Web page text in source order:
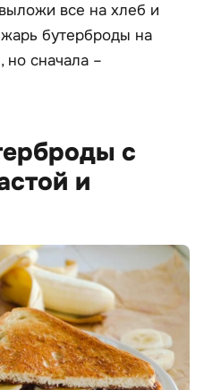
все на хлеб и
бутерброды на
но сначала –
с
и